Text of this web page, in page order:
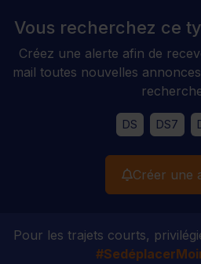
Vous recherchez ce
Créez une alerte afin de
mail toutes nouvelles
DS DS7
Créer une
Pour les trajets courts,